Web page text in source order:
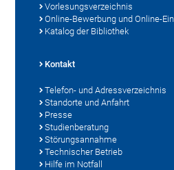
Vorlesungsverzeichnis
Online-Bewerbung und Online-
Katalog der Bibliothek
Kontakt
Telefon- und Adressverzeichnis
Standorte und Anfahrt
Presse
Studienberatung
Störungsannahme
Technischer Betrieb
Hilfe im Notfall